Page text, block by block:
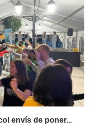
envís de poner...